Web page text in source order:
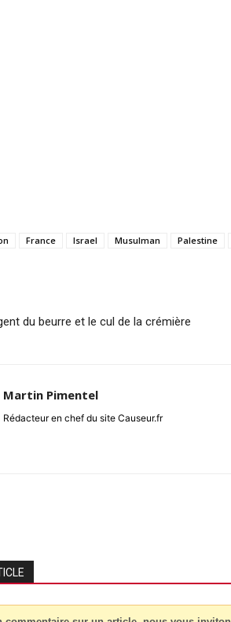
France Israel Musulman Palestine
du beurre et le cul de la crémière
Martin Pimentel
Rédacteur en chef du site Causeur.fr